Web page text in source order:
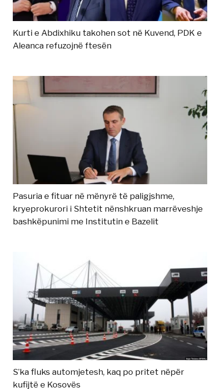
Kurti e Abdixhiku takohen sot në Kuvend, PDK e
Aleanca refuzojnë ftesën
Pasuria e fituar në mënyrë të paligjshme,
kryeprokurori i Shtetit nënshkruan marrëveshje
bashkëpunimi me Institutin e Bazelit
S’ka fluks automjetesh, kaq po pritet nëpër
kufijtë e Kosovës